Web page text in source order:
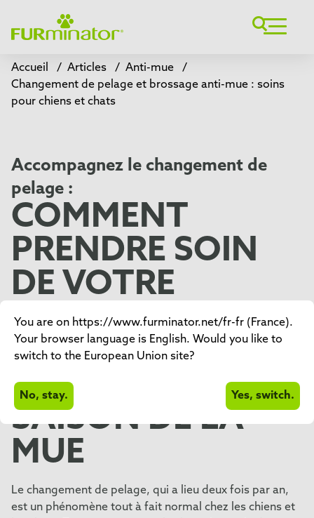
Accueil / Articles / Anti-mue
/
Changement de pelage et brossage anti-mue : soins
pour chiens et chats
Accompagnez le changement de
pelage :
COMMENT
PRENDRE SOIN
DE VOTRE
ANIMAL DE
COMPAGNIE
PENDANT LA
SAISON DE LA
MUE
Le changement de pelage, qui a lieu deux fois par an,
est un phénomène tout à fait normal chez les chiens et
You are on https://www.furminator.net/fr-fr (France).
Your browser language is English. Would you like to
switch to the European Union site?
No, stay. Yes, switch.